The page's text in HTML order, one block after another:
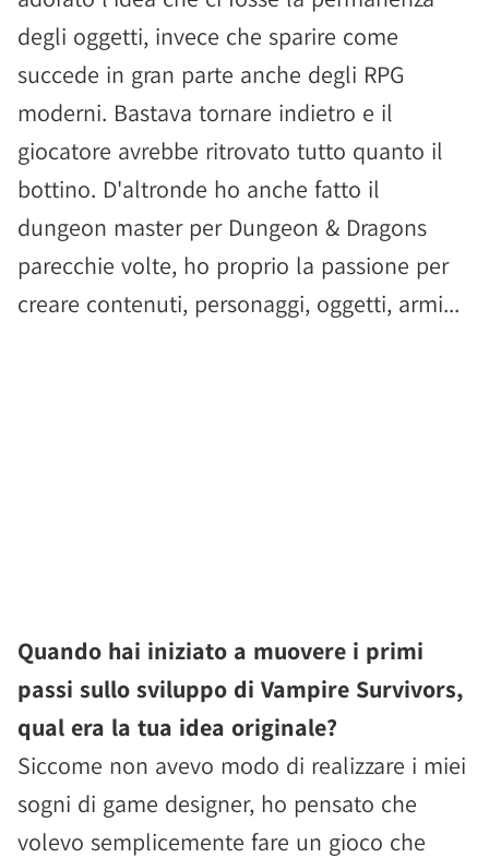
degli oggetti, invece che sparire come
succede in gran parte anche degli RPG
moderni. Bastava tornare indietro e il
giocatore avrebbe ritrovato tutto quanto il
bottino. D'altronde ho anche fatto il
dungeon master per Dungeon & Dragons
parecchie volte, ho proprio la passione per
creare contenuti, personaggi, oggetti, armi...
Quando hai iniziato a muovere i primi
passi sullo sviluppo di Vampire Survivors,
qual era la tua idea originale?
Siccome non avevo modo di realizzare i miei
sogni di game designer, ho pensato che
volevo semplicemente fare un gioco che